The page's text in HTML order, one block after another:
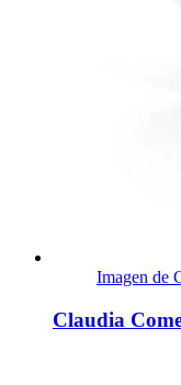
Imagen de
Claudia